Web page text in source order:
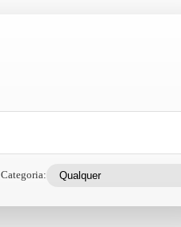
Categoria: